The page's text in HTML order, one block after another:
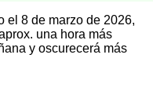
el 8 de marzo de 2026,
una hora más
y oscurecerá más